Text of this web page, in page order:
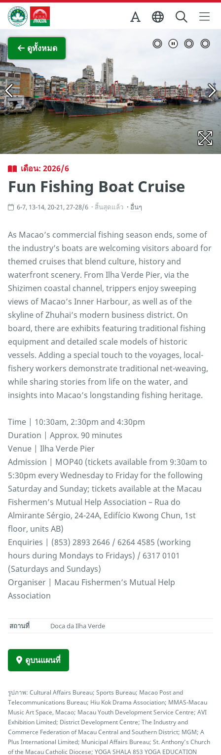
Skip to Main Content
สำนักงานการท่องเที่ยวของรัฐบาลมาเก๊า
ดูทั้งหมด
เดือน: 2026/6
Fun Fishing Boat Cruise
6-7, 13-14, 20-21, 27-28/6 สิ้นสุดแล้ว อื่นๆ
As Macao’s commercial fishing season ends, some of
the industry’s boats are welcoming visitors aboard for
themed cruises that blend culture, history and
waterfront scenery. From Ilha Verde Pier, via the
Shizimen coastal channel, trippers enjoy sweeping
views of Macao’s Inner Harbour, as well as of the
skyline of Zhuhai’s modern business district. On
board, there are exhibits featuring traditional fishing
equipment and detailed scale models of historic
vessels. Adding a special touch to the voyages, local-
fishery workers demonstrate traditional net-weaving,
while sharing stories from life on the water, and
insights into Macao’s longstanding fishing heritage.
Time | 10:30am, 2:30pm and 4:30pm
Duration | Approx. 90 minutes
Venue | Ilha Verde Pier
Admission | MOP40 (tickets available from 9:30am to
5:30pm every Wednesday to Friday for the following
Saturday and Sunday; tickets available at the Macau
Fishermen’s Mutual Help Association – Rua do
Almirante Sérgio, 24-24A, Edifício Kwong Chun, 1st
floor, units AB)
Enquiries | (853) 2893 2646 / 6264 4585 (working
hours during Mondays to Fridays) / 6317 0101
(Saturdays and Sundays)
Organiser | Macau Fishermen’s Mutual Help
Association
สถานที่ Doca da Ilha Verde
ดูบนแผนที่
รูปภาพ: Cultural Affairs Bureau; Sports Bureau; Macao Post and
Telecommunications Bureau; Hiu Kok Drama Association; MMAS-Macau
Music Art Space, Macao; Macau Youth Development Service Centre; AVI
Exhibition Limited; District Development Centre; The Industry and
Commerce Federation of Macau Central and Southern District; MGM; A
Plus International Limited; Municipal Affairs Bureau; St. Anthony’s Church
of the Macau Catholic Diocese; YOGA SHALA 853 YOGA EDUCATION